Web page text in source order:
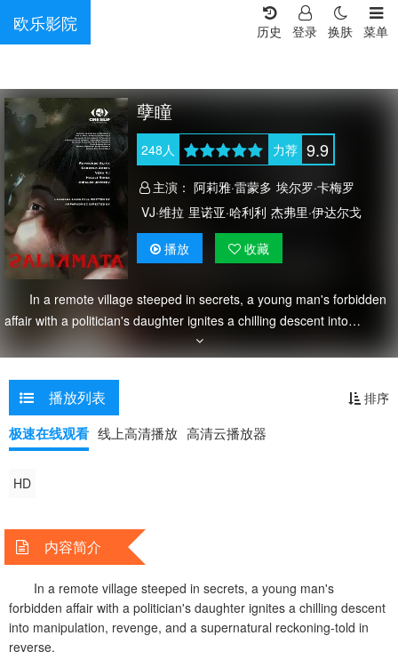
欧乐影院 菜单
换肤
登录
历史
孽瞳
248人 力荐 9.9
主演： 阿莉雅·雷蒙多 埃尔罗·卡梅罗
VJ·维拉 里诺亚·哈利利 杰弗里·伊达尔戈
播放 收藏
In a remote village steeped in secrets, a young man's forbidden
affair with a politician's daughter ignites a chilling descent into
manipulation, revenge, and a supernatural reckoning-told in reverse.
播放列表 排序
极速在线观看 线上高清播放 高清云播放器
HD
内容简介
In a remote village steeped in secrets, a young man's
forbidden affair with a politician's daughter ignites a chilling descent
into manipulation, revenge, and a supernatural reckoning-told in
reverse.